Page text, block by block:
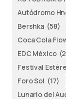
Autódromo
Bershka (58)
Coca Cola
EDC México
Festival
Foro Sol (17)
Lunario del